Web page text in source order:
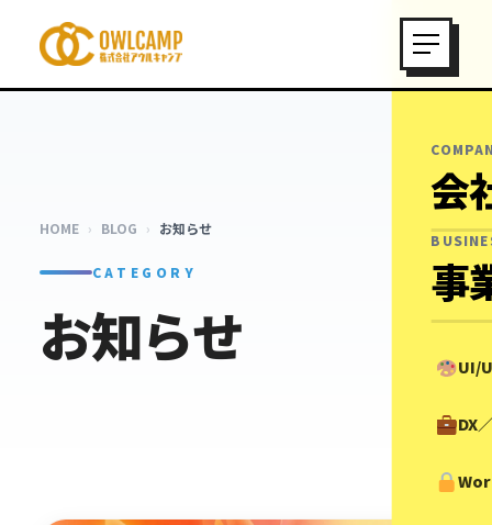
会
事
UI/
DX
HOME › BLOG › お知らせ
CATEGORY
お知らせ